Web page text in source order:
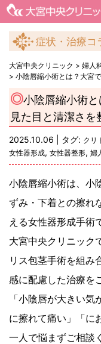
症状・治療コ
大宮中央クリニック > 婦人
> 小陰唇縮小術とは？大宮
小陰唇縮小術
見た目と清潔さを
2025.10.06 | タグ: クリ
女性器形成, 女性器整形, 婦
小陰唇縮小術は、小
ずみ・下着との擦れ
える女性器形成手術
大宮中央クリニック
リス包茎手術を組み
感に配慮した治療を
「小陰唇が大きい
に擦れて痛い」「に
一人で悩まずご相談